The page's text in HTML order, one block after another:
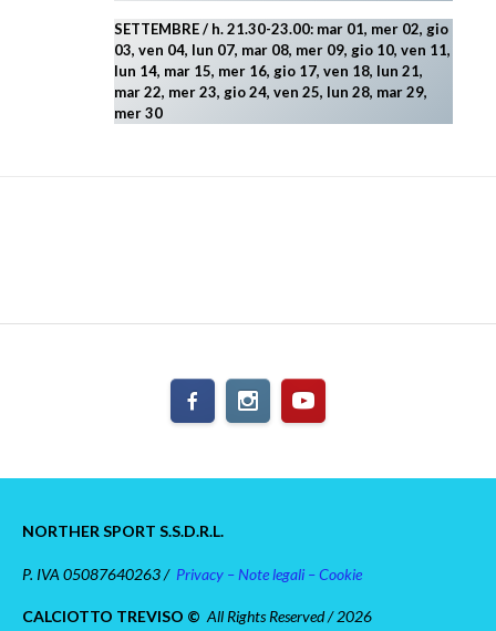
SETTEMBRE / h. 21.30-23.00: mar 01, mer 02, gio
03, ven 04, lun 07, mar 08, mer 09, gio 10, ven 11,
lun 14, mar 15, mer 16, gio 17, ven 18, lun 21,
mar 22, mer 23, gio 24, ven 25, lun 28, mar 29,
mer 30
NORTHER SPORT S.S.D.R.L.
P. IVA 05087640263 / Privacy – Note legali – Cookie
CALCIOTTO TREVISO © All Rights Reserved / 2026